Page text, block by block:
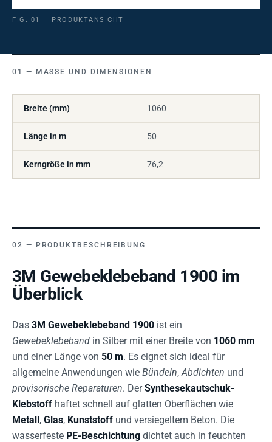
FIG. 01 — PRODUKTANSICHT
MASSE UND DIMENSIONEN
Breite (mm) 1060
Länge in m 50
Kerngröße in mm 76,2
PRODUKTBESCHREIBUNG
3M Gewebeklebeband 1900 im
Überblick
Das 3M Gewebeklebeband 1900 ist ein
Gewebeklebeband in Silber mit einer Breite von 1060 mm
und einer Länge von 50 m. Es eignet sich ideal für
allgemeine Anwendungen wie Bündeln,Abdichten und
provisorische Reparaturen. DerSynthesekautschuk-
Klebstoff haftet schnell auf glatten Oberflächen wie
Metall, Glas, Kunststoff und versiegeltem Beton. Die
wasserfeste PE-Beschichtung dichtet auch in feuchten